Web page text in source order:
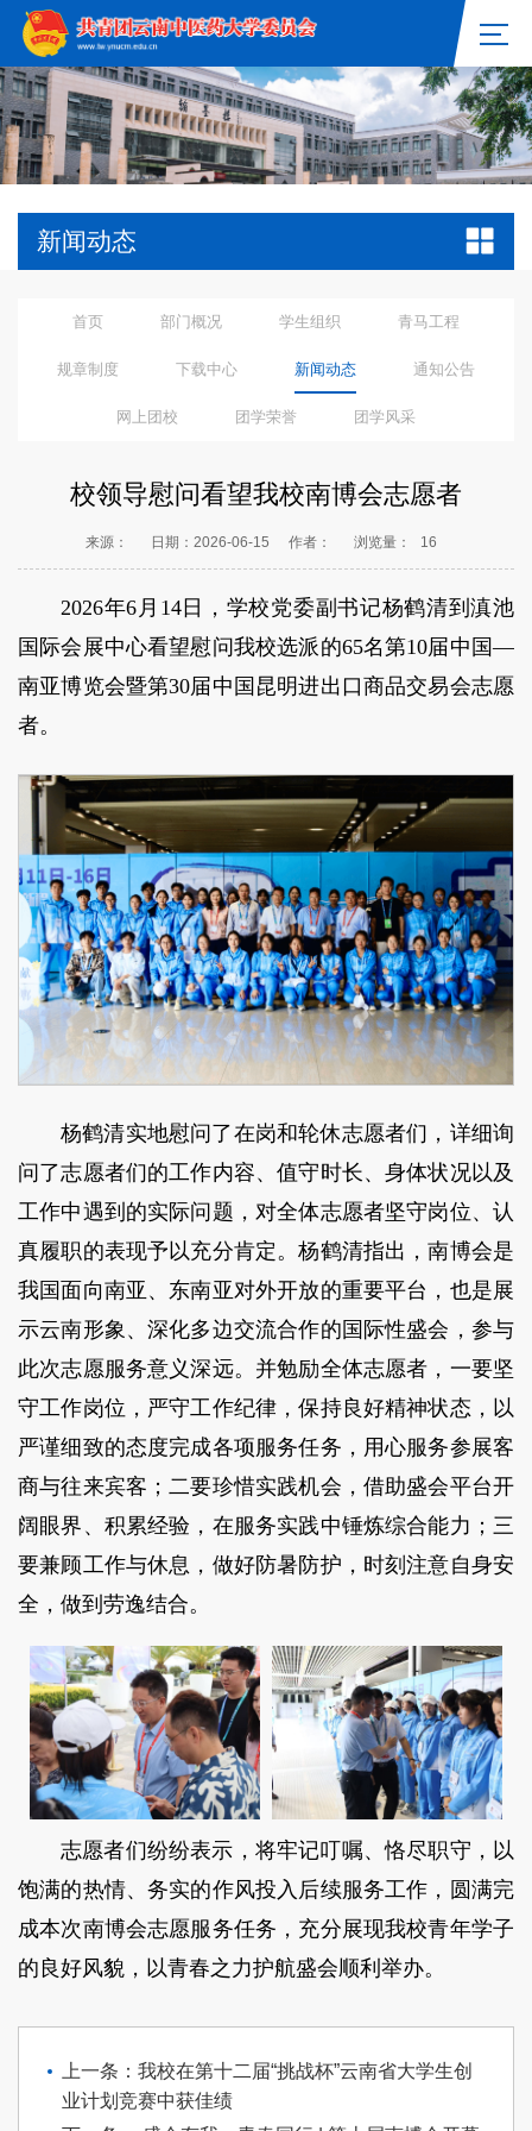
新闻动态
首页 部门概况 学生组织 青马工程
规章制度 下载中心 新闻动态 通知公告
网上团校 团学荣誉 团学风采
校领导慰问看望我校南博会志愿者
来源： 日期：2026-06-15 作者： 浏览量： 16
2026年6月14日，学校党委副书记杨鹤清到滇池
国际会展中心看望慰问我校选派的65名第10届中国—
南亚博览会暨第30届中国昆明进出口商品交易会志愿
者。
杨鹤清实地慰问了在岗和轮休志愿者们，详细询
问了志愿者们的工作内容、值守时长、身体状况以及
工作中遇到的实际问题，对全体志愿者坚守岗位、认
真履职的表现予以充分肯定。杨鹤清指出，南博会是
我国面向南亚、东南亚对外开放的重要平台，也是展
示云南形象、深化多边交流合作的国际性盛会，参与
此次志愿服务意义深远。并勉励全体志愿者，一要坚
守工作岗位，严守工作纪律，保持良好精神状态，以
严谨细致的态度完成各项服务任务，用心服务参展客
商与往来宾客；二要珍惜实践机会，借助盛会平台开
阔眼界、积累经验，在服务实践中锤炼综合能力；三
要兼顾工作与休息，做好防暑防护，时刻注意自身安
全，做到劳逸结合。
志愿者们纷纷表示，将牢记叮嘱、恪尽职守，以
饱满的热情、务实的作风投入后续服务工作，圆满完
成本次南博会志愿服务任务，充分展现我校青年学子
的良好风貌，以青春之力护航盛会顺利举办。
上一条：我校在第十二届“挑战杯”云南省大学生创
业计划竞赛中获佳绩